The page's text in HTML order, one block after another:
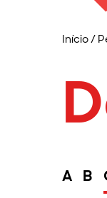
Início/
A B